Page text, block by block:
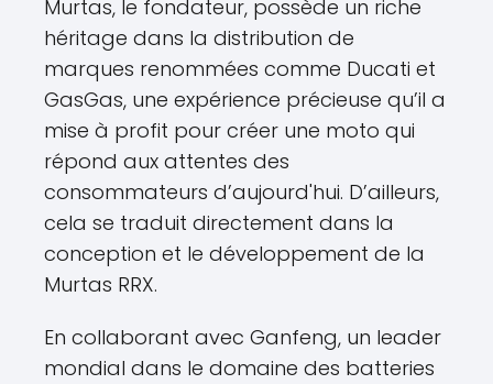
Murtas, le fondateur, possède un riche
héritage dans la distribution de
marques renommées comme Ducati et
GasGas, une expérience précieuse qu’il a
mise à profit pour créer une moto qui
répond aux attentes des
consommateurs d’aujourd'hui. D’ailleurs,
cela se traduit directement dans la
conception et le développement de la
Murtas RRX.
En collaborant avec Ganfeng, un leader
mondial dans le domaine des batteries